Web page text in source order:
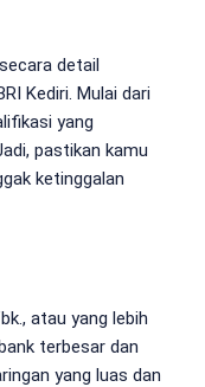
detail
Kediri. Mulai dari
yang
pastikan kamu
ketinggalan
atau yang lebih
terbesar dan
yang luas dan